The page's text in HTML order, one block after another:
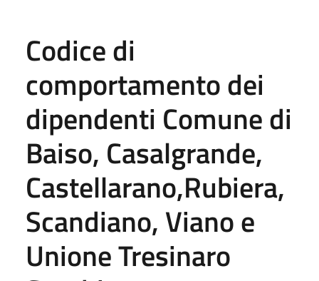
Codice di
comportamento dei
dipendenti Comune di
Baiso, Casalgrande,
Castellarano,Rubiera,
Scandiano, Viano e
Unione Tresinaro